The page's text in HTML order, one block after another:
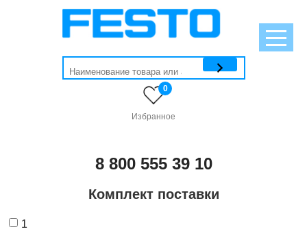
Избранное
0
8 800 555 39 10
Комплект поставки
1